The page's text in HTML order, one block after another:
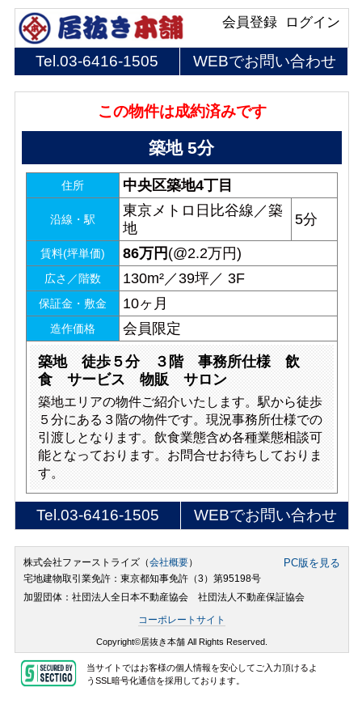
ログイン
会員登録
Tel.03-6416-1505 WEBでお問い合わせ
この物件は成約済みです
築地 5分
住所 中央区築地4丁目
沿線・駅
東京メトロ日比谷線／築
地
5分
賃料(坪単価) 86万円 (@2.2万円)
広さ／階数 130m²／39坪／ 3F
保証金・敷金 10ヶ月
造作価格 会員限定
築地 徒歩５分 ３階 事務所仕様 飲
食 サービス 物販 サロン
築地エリアの物件ご紹介いたします。駅から徒歩
５分にある３階の物件です。現況事務所仕様での
引渡しとなります。飲食業態含め各種業態相談可
能となっております。お問合せお待ちしておりま
す。
Tel.03-6416-1505 WEBでお問い合わせ
株式会社ファーストライズ（会社概要） PC版を見る
宅地建物取引業免許：東京都知事免許（3）第95198号
加盟団体：社団法人全日本不動産協会 社団法人不動産保証協会
コーポレートサイト
Copyright©居抜き本舗 All Rights Reserved.
当サイトではお客様の個人情報を安心してご入力頂けるよ
うSSL暗号化通信を採用しております。